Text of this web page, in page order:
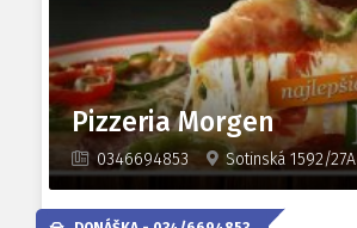
Pizzeria Morgen
0346694853 Sotinská 1592/27A